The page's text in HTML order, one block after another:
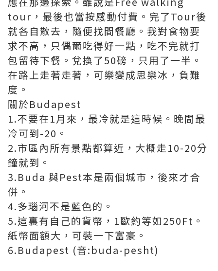
tour，最後也當按感動付費。完了Tour後
就各自散去，隨便找間餐廳。我對食物要
求不高，只偶爾吃得好一點，吃不完就打
包留待下餐。兌換了50磅，只用了一半。
在路上走著走著，可樂變成思樂冰，負難
度。
關於Budapest
1.不要在1月來，最冷就是這時候。晚間最
冷可到-20。
2.市區內所有景點都算近，大概走10-20分
鐘就到。
3.Buda 與Pest本是兩個城市，後來才合
併。
4.多瑙河不是藍色的。
5.這裏有自己的貨幣，1歐約等如250Ft。
紙幣面額大，可裝一下富豪。
6.Budapest (音:buda-pesht)